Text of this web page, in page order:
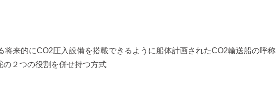
将来的にCO2圧入設備を搭載できるように船体計画されたCO2輸送船の呼称
の２つの役割を併せ持つ方式